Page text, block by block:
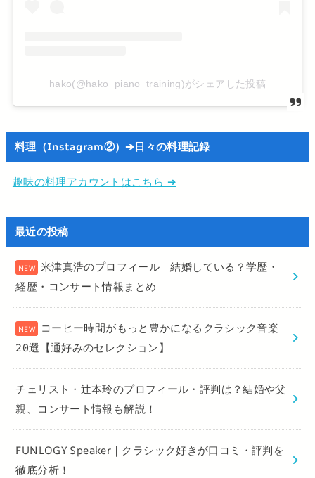
hako(@hako_piano_training)がシェアした投稿
料理（Instagram②）➔日々の料理記録
趣味の料理アカウントはこちら ➔
最近の投稿
米津真浩のプロフィール｜結婚している？学歴・
経歴・コンサート情報まとめ
コーヒー時間がもっと豊かになるクラシック音楽
20選【通好みのセレクション】
チェリスト・辻本玲のプロフィール・評判は？結婚や父
親、コンサート情報も解説！
FUNLOGY Speaker｜クラシック好きが口コミ・評判を
徹底分析！